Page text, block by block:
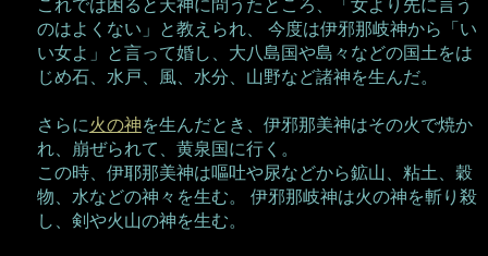
これでは困ると天神に問うたところ、「女より先に言う
のはよくない」と教えられ、 今度は伊邪那岐神から「い
い女よ」と言って婚し、大八島国や島々などの国土をは
じめ石、水戸、風、水分、山野など諸神を生んだ。
さらに火の神を生んだとき、伊邪那美神はその火で焼か
れ、崩ぜられて、黄泉国に行く。
この時、伊耶那美神は嘔吐や尿などから鉱山、粘土、穀
物、水などの神々を生む。 伊邪那岐神は火の神を斬り殺
し、剣や火山の神を生む。